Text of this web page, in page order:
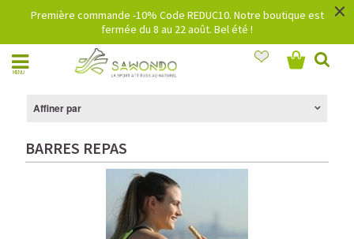
Première commande -10% Code REDUC10. Notre boutique est
fermée du 8 au 22 août. Bel été !
×
MENU
Affiner par
BARRES REPAS